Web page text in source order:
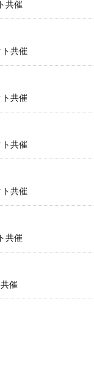
共催
共催
共催
共催
共催
共催
催